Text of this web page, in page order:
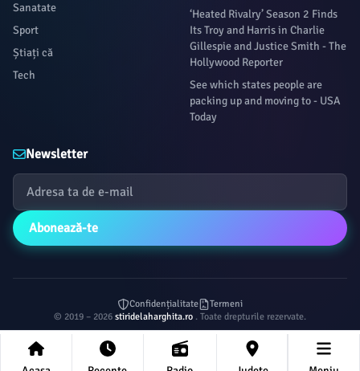
Sanatate
Sport
Știați că
Tech
‘Heated Rivalry’ Season 2 Finds
Its Troy and Harris in Charlie
Gillespie and Justice Smith - The
Hollywood Reporter
See which states people are
packing up and moving to - USA
Today
Newsletter
Abonează-te
Confidențialitate
Termeni
© 2019 – 2026 stiridelaharghita.ro . Toate drepturile rezervate.